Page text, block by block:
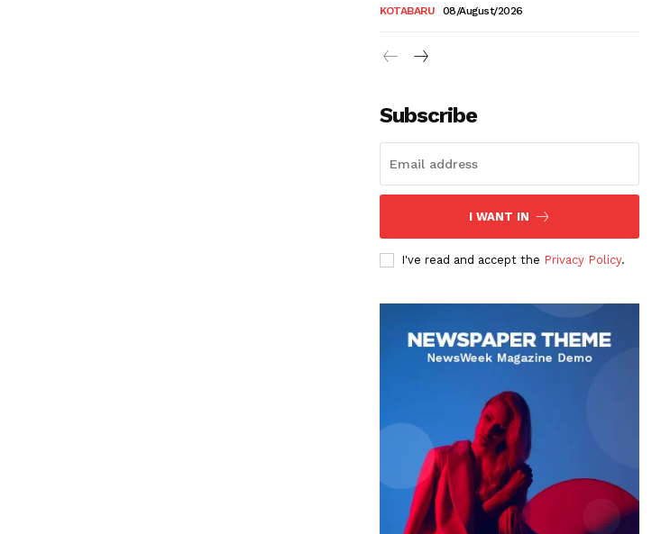
KOTABARU 08/August/2026
Subscribe
I WANT IN
I've read and accept the Privacy Policy.